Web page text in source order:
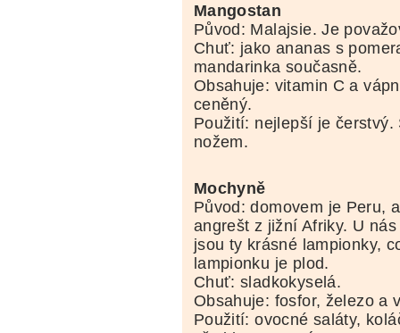
Mangostan
Původ: Malajsie. Je
Chuť: jako ananas s
mandarinka současně.
Obsahuje: vitamin C a
ceněný.
Použití: nejlepší je
nožem.
Mochyně
Původ: domovem je Peru,
angrešt z jižní Afriky. U
jsou ty krásné lampionky,
lampionku je plod.
Chuť: sladkokyselá.
Obsahuje: fosfor, železo a
Použití: ovocné saláty,